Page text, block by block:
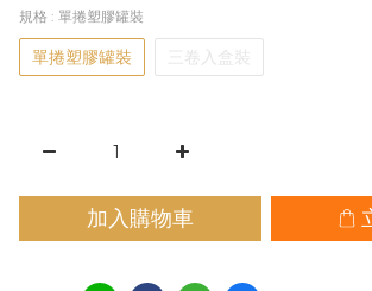
規格 : 單捲塑膠罐裝
單捲塑膠罐裝 三卷入盒裝
加入購物車